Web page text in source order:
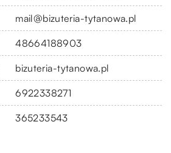
mail@bizuteria-tytanowa.pl
48664188903
bizuteria-tytanowa.pl
6922338271
365233543